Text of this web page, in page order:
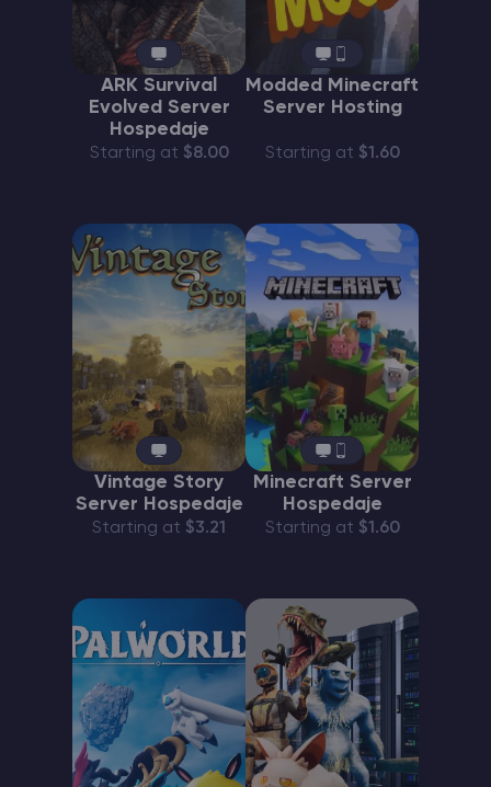
ARK Survival
Evolved Server
Hospedaje
Starting at $8.00
Modded Minecraft
Server Hosting
Starting at $1.60
Vintage Story
Server Hospedaje
Starting at $3.21
Minecraft Server
Hospedaje
Starting at $1.60